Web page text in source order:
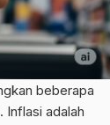
beberapa
Inflasi adalah